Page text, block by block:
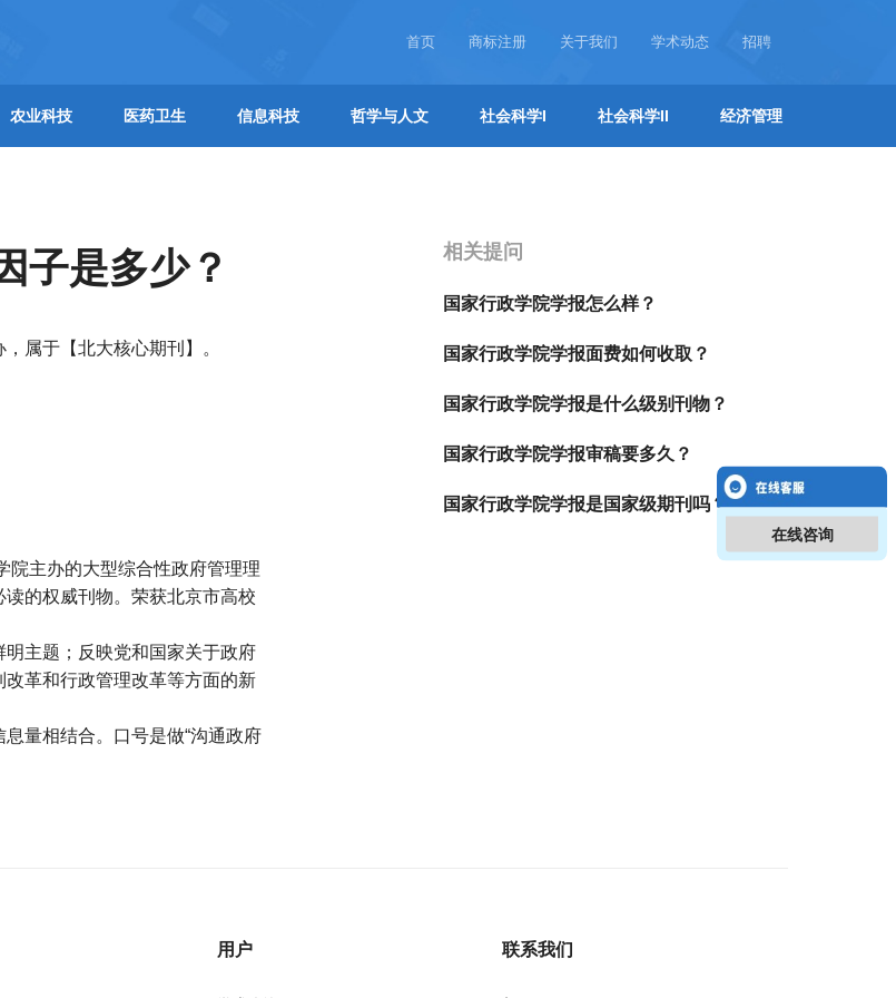
首页 商标注册 关于我们 学术动态 招聘
农业科技 医药卫生 信息科技 哲学与人文 社会科学I 社会科学II 经济管理
子是多少？
属于【北大核心期刊】。
院主办的大型综合性政府管理理
的权威刊物。荣获北京市高校
明主题；反映党和国家关于政府
革和行政管理改革等方面的新
量相结合。口号是做“沟通政府
相关提问
国家行政学院学报怎么样？
国家行政学院学报面费如何收取？
国家行政学院学报是什么级别刊物？
国家行政学院学报审稿要多久？
国家行政学院学报是国家级期刊吗？
用户 联系我们
在线咨询